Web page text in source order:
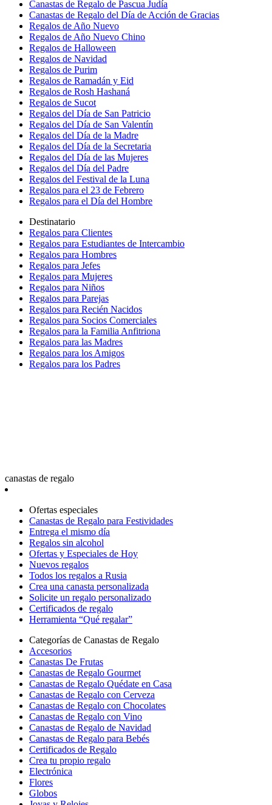
Canastas de Regalo de Pascua Judía
Canastas de Regalo del Día de Acción de Gracias
Regalos de Año Nuevo
Regalos de Año Nuevo Chino
Regalos de Halloween
Regalos de Navidad
Regalos de Purim
Regalos de Ramadán y Eid
Regalos de Rosh Hashaná
Regalos de Sucot
Regalos del Día de San Patricio
Regalos del Día de San Valentín
Regalos del Día de la Madre
Regalos del Día de la Secretaria
Regalos del Día de las Mujeres
Regalos del Día del Padre
Regalos del Festival de la Luna
Regalos para el 23 de Febrero
Regalos para el Día del Hombre
Destinatario
Regalos para Clientes
Regalos para Estudiantes de Intercambio
Regalos para Hombres
Regalos para Jefes
Regalos para Mujeres
Regalos para Niños
Regalos para Parejas
Regalos para Recién Nacidos
Regalos para Socios Comerciales
Regalos para la Familia Anfitriona
Regalos para las Madres
Regalos para los Amigos
Regalos para los Padres
canastas de regalo
Ofertas especiales
Canastas de Regalo para Festividades
Entrega el mismo día
Regalos sin alcohol
Ofertas y Especiales de Hoy
Nuevos regalos
Todos los regalos a Rusia
Crea una canasta personalizada
Solicite un regalo personalizado
Certificados de regalo
Herramienta “Qué regalar”
Categorías de Canastas de Regalo
Accesorios
Canastas De Frutas
Canastas de Regalo Gourmet
Canastas de Regalo Quédate en Casa
Canastas de Regalo con Cerveza
Canastas de Regalo con Chocolates
Canastas de Regalo con Vino
Canastas de Regalo de Navidad
Canastas de Regalo para Bebés
Certificados de Regalo
Crea tu propio regalo
Electrónica
Flores
Globos